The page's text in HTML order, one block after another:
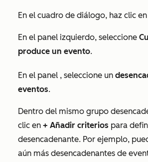
En el cuadro de diálogo, haz clic en
En el panel izquierdo, seleccione
produce un evento.
En el panel , seleccione un
eventos.
Dentro del mismo grupo
clic en + Añadir criterios para
desencadenante. Por ejemplo,
aún más desencadenantes de